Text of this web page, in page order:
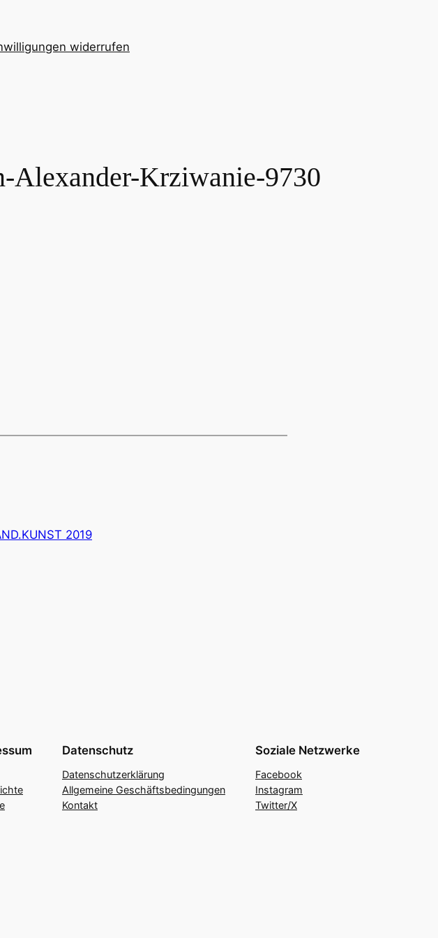
widerrufen
Alexander-Krziwanie-9730
2019
Datenschutz
Datenschutzerklärung
Allgemeine Geschäftsbedingungen
Kontakt
Soziale Netzwerke
Facebook
Instagram
Twitter/X